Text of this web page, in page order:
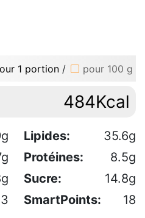
1 portion / pour 100 g
484Kcal
Lipides:
35.6g
Protéines:
8.5g
Sucre:
14.8g
SmartPoints: 18